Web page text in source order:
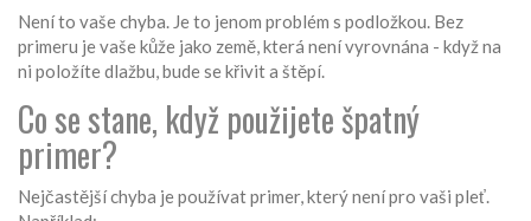
Není to vaše chyba. Je to jenom problém s podložkou. Bez
primeru je vaše kůže jako země, která není vyrovnána - když na
ni položíte dlažbu, bude se křivit a štěpí.
Co se stane, když použijete špatný
primer?
Nejčastější chyba je používat primer, který není pro vaši pleť.